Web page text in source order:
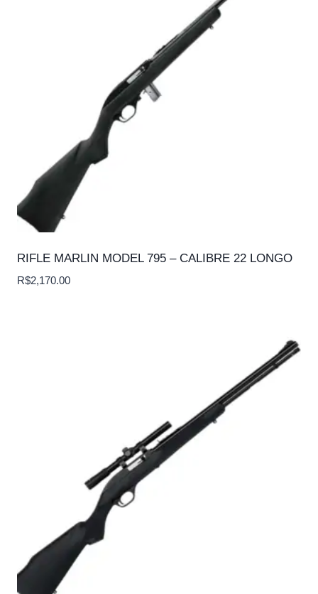
RIFLE MARLIN MODEL 795 – CALIBRE 22 LONGO
R$2,170.00